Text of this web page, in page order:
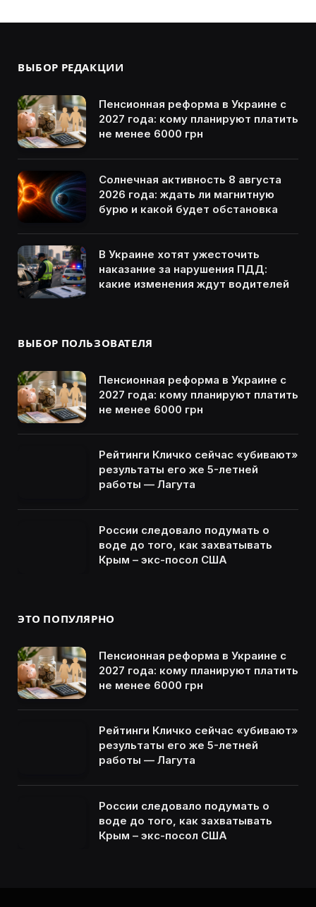
ВЫБОР РЕДАКЦИИ
Пенсионная реформа в Украине с
2027 года: кому планируют платить
не менее 6000 грн
Солнечная активность 8 августа
2026 года: ждать ли магнитную
бурю и какой будет обстановка
В Украине хотят ужесточить
наказание за нарушения ПДД:
какие изменения ждут водителей
ВЫБОР ПОЛЬЗОВАТЕЛЯ
Пенсионная реформа в Украине с
2027 года: кому планируют платить
не менее 6000 грн
Рейтинги Кличко сейчас «убивают»
результаты его же 5-летней
работы — Лагута
России следовало подумать о
воде до того, как захватывать
Крым – экс-посол США
ЭТО ПОПУЛЯРНО
Пенсионная реформа в Украине с
2027 года: кому планируют платить
не менее 6000 грн
Рейтинги Кличко сейчас «убивают»
результаты его же 5-летней
работы — Лагута
России следовало подумать о
воде до того, как захватывать
Крым – экс-посол США